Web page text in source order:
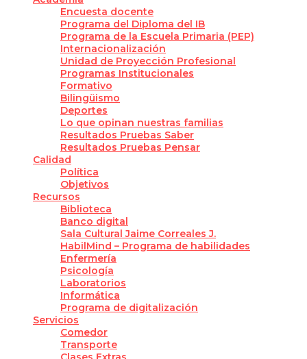
Encuesta docente
Programa del Diploma del IB
Programa de la Escuela Primaria (PEP)
Internacionalización
Unidad de Proyección Profesional
Programas Institucionales
Formativo
Bilingüismo
Deportes
Lo que opinan nuestras familias
Resultados Pruebas Saber
Resultados Pruebas Pensar
Calidad
Política
Objetivos
Recursos
Biblioteca
Banco digital
Sala Cultural Jaime Correales J.
HabilMind – Programa de habilidades
Enfermería
Psicología
Laboratorios
Informática
Programa de digitalización
Servicios
Comedor
Transporte